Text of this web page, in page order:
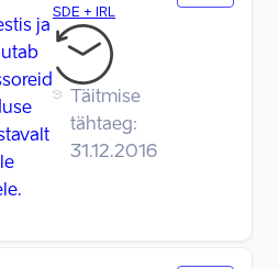
ja
SDE + IRL
Täitmise
tähtaeg:
31.12.2016